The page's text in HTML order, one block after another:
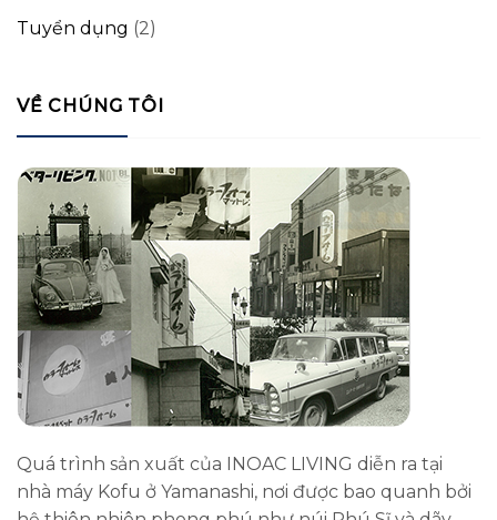
Tuyển dụng (2)
VỀ CHÚNG TÔI
Quá trình sản xuất của INOAC LIVING diễn ra tại
nhà máy Kofu ở Yamanashi, nơi được bao quanh bởi